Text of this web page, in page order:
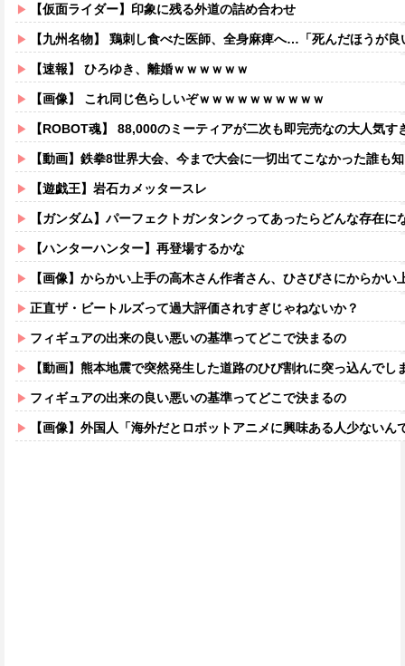
【仮面ライダー】印象に残る外道の詰め合わせ
【九州名物】 鶏刺し食べた医師、全身麻痺へ…「死んだほうが良
【速報】 ひろゆき、離婚ｗｗｗｗｗｗ
【画像】 これ同じ色らしいぞｗｗｗｗｗｗｗｗｗｗ
【ROBOT魂】 88,000のミーティアが二次も即完売なの大人気
【動画】鉄拳8世界大会、今まで大会に一切出てこなかった誰も知らない無名のパキスタン人が世界王
【遊戯王】岩石カメッタースレ
【ガンダム】パーフェクトガンタンクってあったらどんな存在に
【ハンターハンター】再登場するかな
【画像】からかい上手の高木さん作者さん、ひさびさにからかい上手の高木
正直ザ・ビートルズって過大評価されすぎじゃねないか？
フィギュアの出来の良い悪いの基準ってどこで決まるの
【動画】熊本地震で突然発生した道路のひび割れに突っ込んでし
フィギュアの出来の良い悪いの基準ってどこで決まるの
【画像】外国人「海外だとロボットアニメに興味ある人少ないん